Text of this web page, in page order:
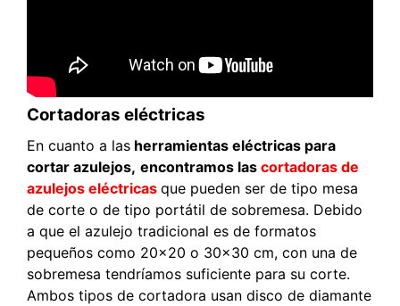
Cortadoras eléctricas
En cuanto a las herramientas eléctricas para
cortar azulejos, encontramos las cortadoras de
azulejos eléctricas que pueden ser de tipo mesa
de corte o de tipo portátil de sobremesa. Debido
a que el azulejo tradicional es de formatos
pequeños como 20×20 o 30×30 cm, con una de
sobremesa tendríamos suficiente para su corte.
Ambos tipos de cortadora usan disco de diamante